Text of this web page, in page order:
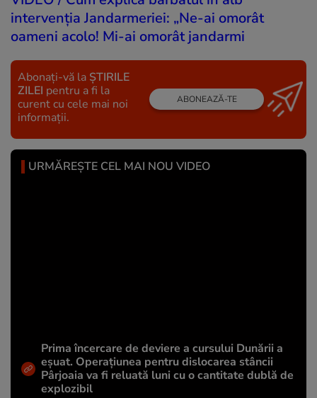
intervenția Jandarmeriei: „Ne-ai omorât
oameni acolo! Mi-ai omorât jandarmi
Abonați-vă la ȘTIRILE
ZILEI pentru a fi la
curent cu cele mai noi
informații.
ABONEAZĂ-TE
URMĂREȘTE CEL MAI NOU VIDEO
Prima încercare de deviere a cursului Dunării a
eșuat. Operațiunea pentru dislocarea stâncii
Pârjoaia va fi reluată luni cu o cantitate dublă de
explozibil